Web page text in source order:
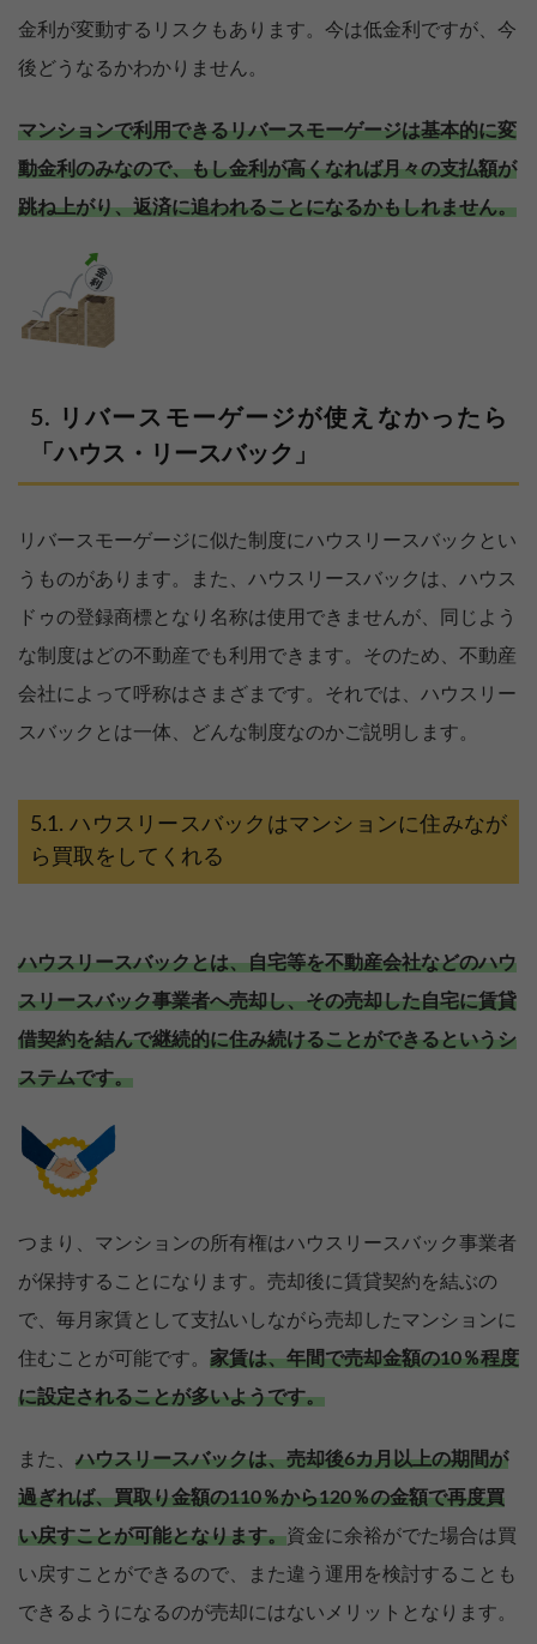
金利が変動するリスクもあります。今は低金利ですが、今
後どうなるかわかりません。
マンションで利用できるリバースモーゲージは基本的に変
動金利のみなので、もし金利が高くなれば月々の支払額が
跳ね上がり、返済に追われることになるかもしれません。
リバースモーゲージが使えなかったら
「ハウス・リースバック」
リバースモーゲージに似た制度にハウスリースバックとい
うものがあります。また、ハウスリースバックは、ハウス
ドゥの登録商標となり名称は使用できませんが、同じよう
な制度はどの不動産でも利用できます。そのため、不動産
会社によって呼称はさまざまです。それでは、ハウスリー
スバックとは一体、どんな制度なのかご説明します。
ハウスリースバックはマンションに住みなが
ら買取をしてくれる
ハウスリースバックとは、自宅等を不動産会社などのハウ
スリースバック事業者へ売却し、その売却した自宅に賃貸
借契約を結んで継続的に住み続けることができるというシ
ステムです。
つまり、マンションの所有権はハウスリースバック事業者
が保持することになります。売却後に賃貸契約を結ぶの
で、毎月家賃として支払いしながら売却したマンションに
住むことが可能です。 家賃は、年間で売却金額の10％程度
に設定されることが多いようです。
また、 ハウスリースバックは、売却後6カ月以上の期間が
過ぎれば、買取り金額の110％から120％の金額で再度買
い戻すことが可能となります。資金に余裕がでた場合は買
い戻すことができるので、また違う運用を検討することも
できるようになるのが売却にはないメリットとなります。